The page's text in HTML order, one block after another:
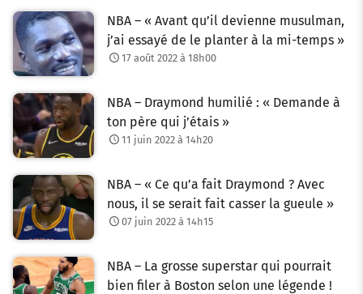
NBA – « Avant qu’il devienne musulman,
j’ai essayé de le planter à la mi-temps »
17 août 2022 à 18h00
NBA – Draymond humilié : « Demande à
ton père qui j’étais »
11 juin 2022 à 14h20
NBA – « Ce qu’a fait Draymond ? Avec
nous, il se serait fait casser la gueule »
07 juin 2022 à 14h15
NBA – La grosse superstar qui pourrait
bien filer à Boston selon une légende !